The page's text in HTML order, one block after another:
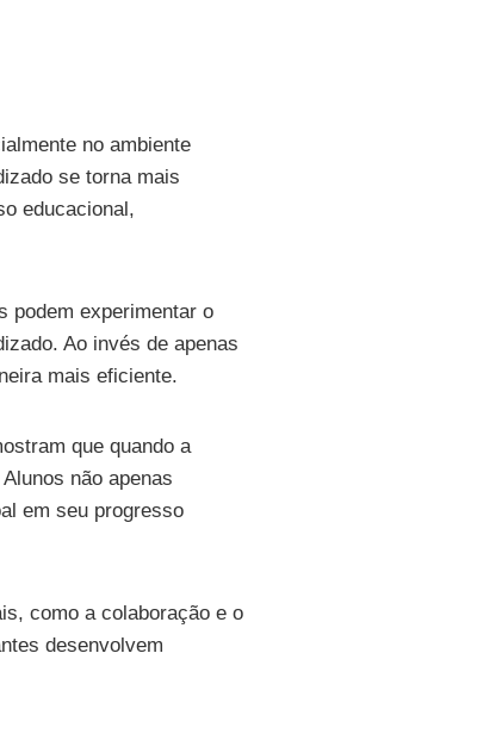
no ambiente
se torna mais
educacional,
podem experimentar o
Ao invés de apenas
mais eficiente.
que quando a
não apenas
em seu progresso
como a colaboração e o
desenvolvem